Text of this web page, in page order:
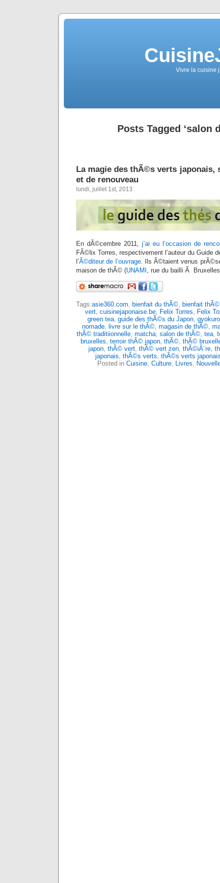
Vivre la cuisine
Posts Tagged ‘salon
La magie des thÃ©s verts japonais,
et de renouveau
lundi, juillet 1st, 2013
En dÃ©cembre 2011, j’ai eu l’occasion de
FÃ©lix Torres, respectivement l’auteur du Guide
l’Ã©diteur de l’ouvrage. Ils Ã©taient venus
maison de thÃ© (UNAMI , rue du bailli Ã
Tags:asie360.com, bienfait du thÃ©, bienfait
vert, cuisinejaponaise.be, Felix Torres, Felix
green tea, guide des thÃ©s du Japon, gyokuro
nomade, livre sur le thÃ©, magasin de thÃ©,
thÃ© traditiionnelle, matcha, salon de thÃ©, tea,
bruxelles, terroir thÃ© japon, thÃ©, thÃ©
japon, thÃ© vert, thÃ© vert zen, thÃ©iÃ¨re,
japonais, thÃ©s verts, thÃ©s verts
Posted in Cuisine, Culture, Livres,